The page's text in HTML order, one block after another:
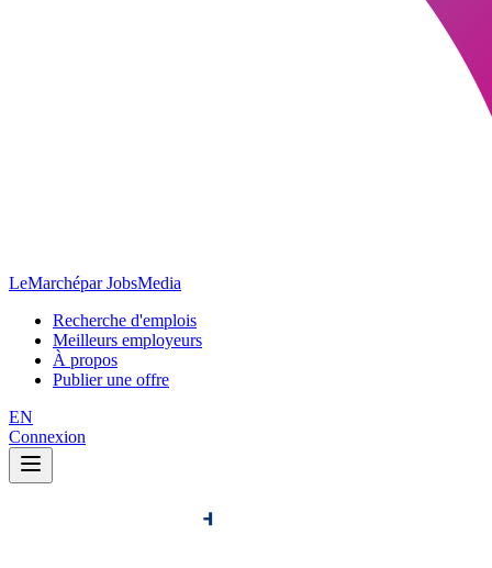
LeMarchépar JobsMedia
Recherche d'emplois
Meilleurs employeurs
À propos
Publier une offre
EN
Connexion